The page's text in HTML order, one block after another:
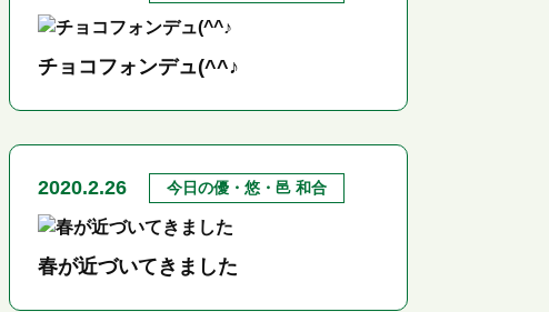
チョコフォンデュ(^^♪
2020.2.26 今日の優・悠・邑 和合
春が近づいてきました